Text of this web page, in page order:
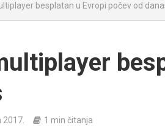
besplatan u Evropi počev od
1 min čitanja